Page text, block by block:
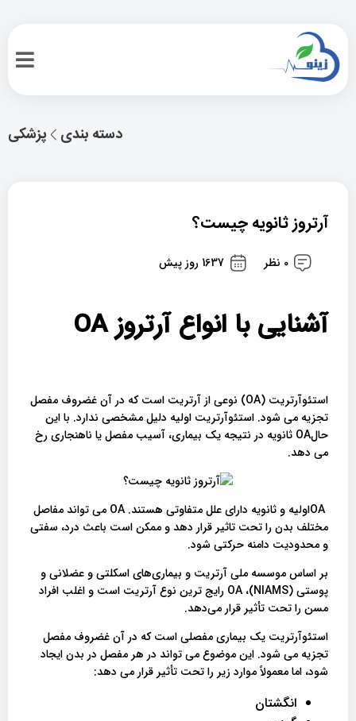
پزشکی دسته بندی
آرتروز ثانویه چیست؟
0 نظر 1637 روز پیش
آشنایی با انواع آرتروز OA
استئوآرتریت (OA) نوعی از آرتریت است که در آن غضروف مفصل
تجزیه می شود. استئوآرتریت اولیه دلیل مشخصی ندارد. با این
حالOA ثانویه در نتیجه یک بیماری، آسیب مفصل یا ناهنجاری رخ
می دهد.
OAاولیه و ثانویه دارای علل متفاوتی هستند. OA می تواند مفاصل
مختلف بدن را تحت تاثیر قرار دهد و ممکن است باعث درد، سفتی
و محدودیت دامنه حرکتی شود.
بر اساس موسسه ملی آرتریت و بیماری‌های اسکلتی و عضلانی و
پوستی (NIAMS)، OA رایج ترین نوع آرتریت است و اغلب افراد
مسن را تحت تأثیر قرار می‌دهد.
استئوآرتریت یک بیماری مفصلی است که در آن غضروف مفصل
تجزیه می شود. این موضوع می تواند در هر مفصل در بدن ایجاد
شود، اما معمولاً موارد زیر را تحت تأثیر قرار می دهد:
انگشتان